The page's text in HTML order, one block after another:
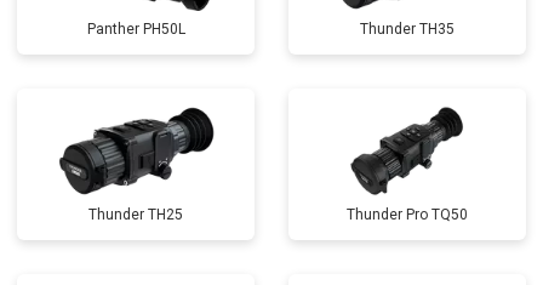
Panther PH50L Thunder TH35
Thunder TH25 Thunder Pro TQ50